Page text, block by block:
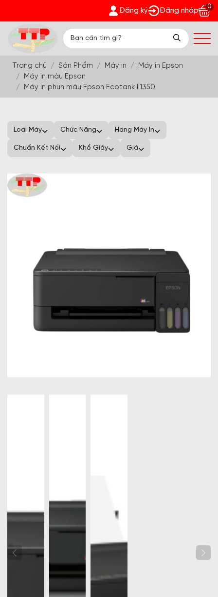
hè sôi động 2026 - Cùng Trường Thịnh Phát - Nhận quà bất
Đăng ký Đăng nhập
0
Trang chủ Sản Phẩm Máy in
Máy in Epson
Máy in màu Epson
Máy in phun màu Epson Ecotank L1350
Loại Máy Chức Năng Hãng Máy In
Chuẩn Kết Nối Khổ Giấy Giá